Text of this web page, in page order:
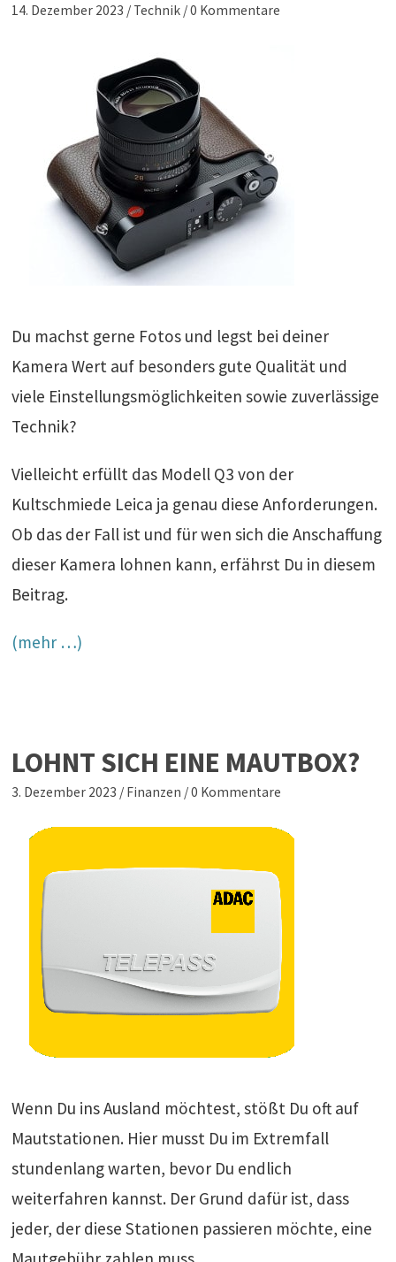
14. Dezember 2023 / Technik /0 Kommentare
Du machst gerne Fotos und legst bei deiner
Kamera Wert auf besonders gute Qualität und
viele Einstellungsmöglichkeiten sowie zuverlässige
Technik?
Vielleicht erfüllt das Modell Q3 von der
Kultschmiede Leica ja genau diese Anforderungen.
Ob das der Fall ist und für wen sich die Anschaffung
dieser Kamera lohnen kann, erfährst Du in diesem
Beitrag.
(mehr …)
LOHNT SICH EINE MAUTBOX?
3. Dezember 2023 / Finanzen /0 Kommentare
Wenn Du ins Ausland möchtest, stößt Du oft auf
Mautstationen. Hier musst Du im Extremfall
stundenlang warten, bevor Du endlich
weiterfahren kannst. Der Grund dafür ist, dass
jeder, der diese Stationen passieren möchte, eine